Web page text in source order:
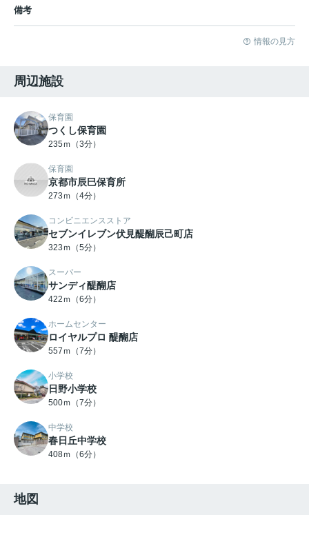
備考
情報の見方
周辺施設
保育園
つくし保育園
235ｍ（3分）
保育園
京都市辰巳保育所
273ｍ（4分）
コンビニエンスストア
セブンイレブン伏見醍醐辰己町店
323ｍ（5分）
スーパー
サンディ醍醐店
422ｍ（6分）
ホームセンター
ロイヤルプロ 醍醐店
557ｍ（7分）
小学校
日野小学校
500ｍ（7分）
中学校
春日丘中学校
408ｍ（6分）
地図